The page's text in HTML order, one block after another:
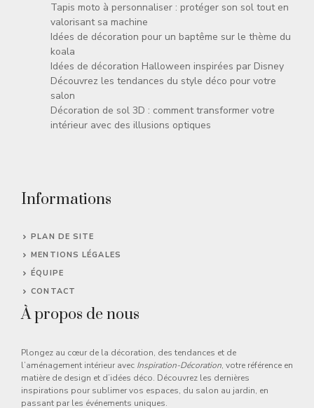
Tapis moto à personnaliser : protéger son sol tout en
valorisant sa machine
Idées de décoration pour un baptême sur le thème du
koala
Idées de décoration Halloween inspirées par Disney
Découvrez les tendances du style déco pour votre
salon
Décoration de sol 3D : comment transformer votre
intérieur avec des illusions optiques
Informations
PLAN DE SITE
MENTIONS LÉGALES
ÉQUIPE
CONTACT
À propos de nous
Plongez au cœur de la décoration, des tendances et de
l’aménagement intérieur avec Inspiration-Décoration, votre référence en
matière de design et d’idées déco. Découvrez les dernières
inspirations pour sublimer vos espaces, du salon au jardin, en
passant par les événements uniques.